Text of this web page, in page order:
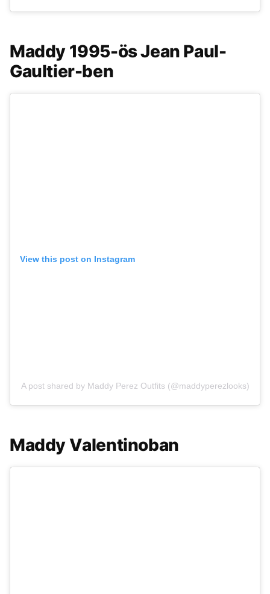
Maddy 1995-ös Jean Paul-
Gaultier-ben
View this post on Instagram
A post shared by Maddy Perez Outfits (@maddyperezlooks)
Maddy Valentinoban